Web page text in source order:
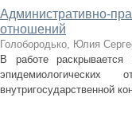
Административно-
отношений
Голобородько, Юлия
В работе раскрывается
внутригосударственной